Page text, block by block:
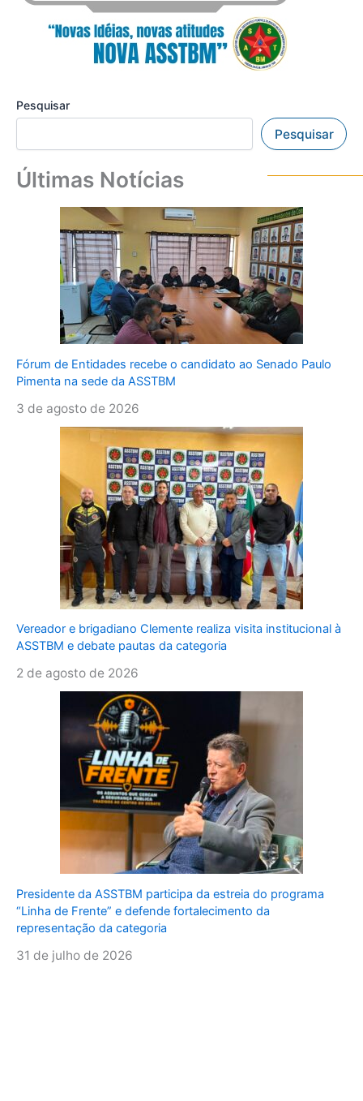
Pesquisar
Pesquisar
Últimas Notícias
Fórum de Entidades recebe o candidato ao Senado Paulo
Pimenta na sede da ASSTBM
3 de agosto de 2026
Vereador e brigadiano Clemente realiza visita institucional à
ASSTBM e debate pautas da categoria
2 de agosto de 2026
Presidente da ASSTBM participa da estreia do programa
“Linha de Frente” e defende fortalecimento da
representação da categoria
31 de julho de 2026